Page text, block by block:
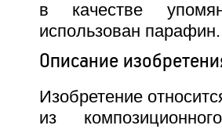
в качестве
использован парафин.
Описание
Изобретение
из